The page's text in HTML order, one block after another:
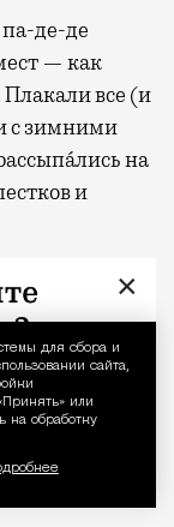
для сбора и
сайта,
или
на обработку
де-де
— как
все (и
с зимними
на
и
внутри
Майи — и
публика
×